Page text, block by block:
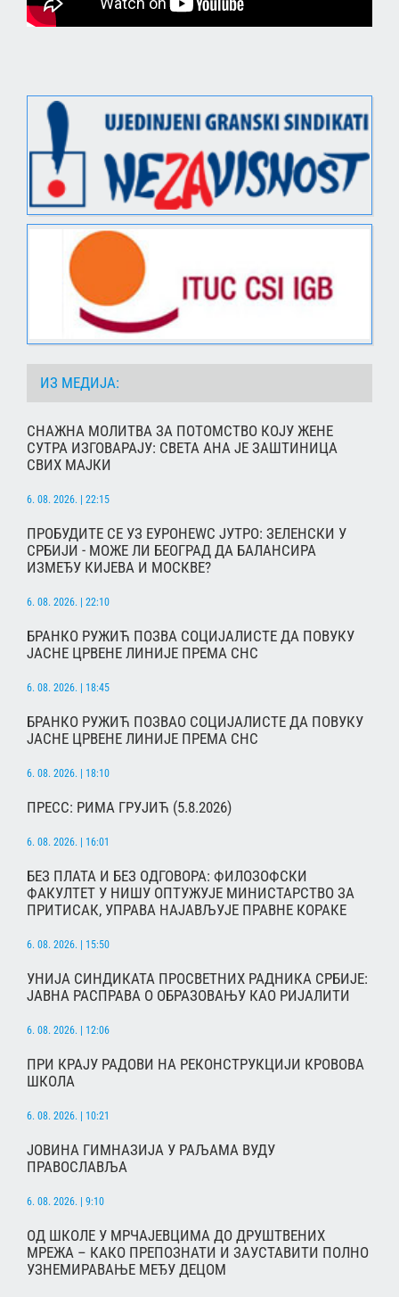
ИЗ МЕДИЈА:
СНАЖНА МОЛИТВА ЗА ПОТОМСТВО КОЈУ ЖЕНЕ
СУТРА ИЗГОВАРАЈУ: СВЕТА АНА ЈЕ ЗАШТИНИЦА
СВИХ МАЈКИ
6. 08. 2026. | 22:15
ПРОБУДИТЕ СЕ УЗ ЕУРОНЕWС ЈУТРО: ЗЕЛЕНСКИ У
СРБИЈИ - МОЖЕ ЛИ БЕОГРАД ДА БАЛАНСИРА
ИЗМЕЂУ КИЈЕВА И МОСКВЕ?
6. 08. 2026. | 22:10
БРАНКО РУЖИЋ ПОЗВА СОЦИЈАЛИСТЕ ДА ПОВУКУ
ЈАСНЕ ЦРВЕНЕ ЛИНИЈЕ ПРЕМА СНС
6. 08. 2026. | 18:45
БРАНКО РУЖИЋ ПОЗВАО СОЦИЈАЛИСТЕ ДА ПОВУКУ
ЈАСНЕ ЦРВЕНЕ ЛИНИЈЕ ПРЕМА СНС
6. 08. 2026. | 18:10
ПРЕСС: РИМА ГРУЈИЋ (5.8.2026)
6. 08. 2026. | 16:01
БЕЗ ПЛАТА И БЕЗ ОДГОВОРА: ФИЛОЗОФСКИ
ФАКУЛТЕТ У НИШУ ОПТУЖУЈЕ МИНИСТАРСТВО ЗА
ПРИТИСАК, УПРАВА НАЈАВЉУЈЕ ПРАВНЕ КОРАКЕ
6. 08. 2026. | 15:50
УНИЈА СИНДИКАТА ПРОСВЕТНИХ РАДНИКА СРБИЈЕ:
ЈАВНА РАСПРАВА О ОБРАЗОВАЊУ КАО РИЈАЛИТИ
6. 08. 2026. | 12:06
ПРИ КРАЈУ РАДОВИ НА РЕКОНСТРУКЦИЈИ КРОВОВА
ШКОЛА
6. 08. 2026. | 10:21
ЈОВИНА ГИМНАЗИЈА У РАЉАМА ВУДУ
ПРАВОСЛАВЉА
6. 08. 2026. | 9:10
ОД ШКОЛЕ У МРЧАЈЕВЦИМА ДО ДРУШТВЕНИХ
МРЕЖА – КАКО ПРЕПОЗНАТИ И ЗАУСТАВИТИ ПОЛНО
УЗНЕМИРАВАЊЕ МЕЂУ ДЕЦОМ